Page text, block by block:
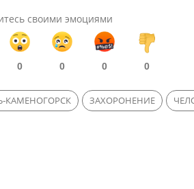
своими эмоциями
0 0 0 0
КАМЕНОГОРСК ЗАХОРОНЕНИЕ